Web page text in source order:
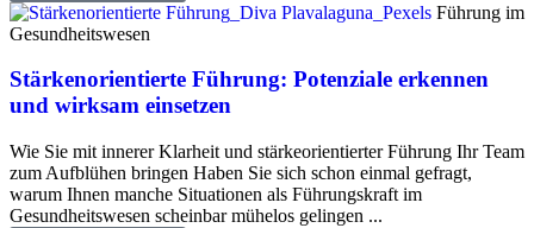
Führung im
Gesundheitswesen
Stärkenorientierte Führung: Potenziale erkennen
und wirksam einsetzen
Wie Sie mit innerer Klarheit und stärkeorientierter Führung Ihr Team
zum Aufblühen bringen Haben Sie sich schon einmal gefragt,
warum Ihnen manche Situationen als Führungskraft im
Gesundheitswesen scheinbar mühelos gelingen ...